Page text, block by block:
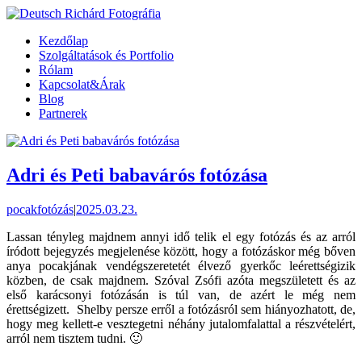
Kezdőlap
Szolgáltatások és Portfolio
Rólam
Kapcsolat&Árak
Blog
Partnerek
Adri és Peti babavárós fotózása
pocakfotózás|2025.03.23.
Lassan tényleg majdnem annyi idő telik el egy fotózás és az arról
íródott bejegyzés megjelenése között, hogy a fotózáskor még bőven
anya pocakjának vendégszeretetét élvező gyerkőc leérettségizik
közben, de csak majdnem. Szóval Zsófi azóta megszületett és az
első karácsonyi fotózásán is túl van, de azért le még nem
érettségizett. Shelby persze erről a fotózásról sem hiányozhatott, de,
hogy meg kellett-e vesztegetni néhány jutalomfalattal a részvételért,
arról nem tisztem tudni. 🙂